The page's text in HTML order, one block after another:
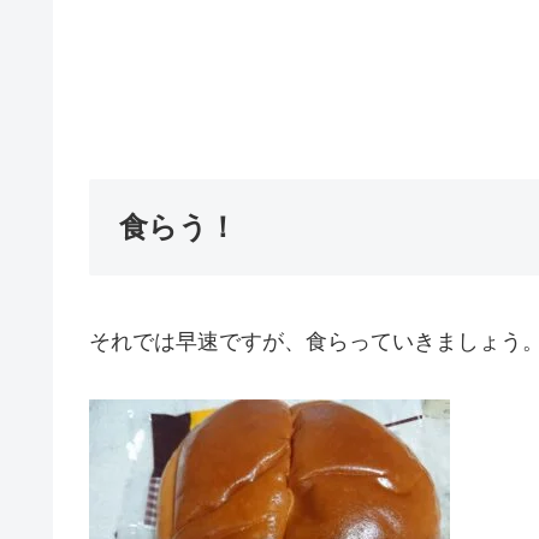
食らう！
それでは早速ですが、食らっていきましょう